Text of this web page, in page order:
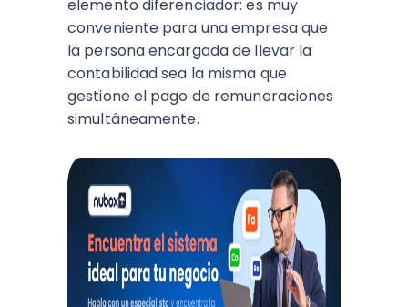
elemento diferenciador: es muy
conveniente para una empresa que
la persona encargada de llevar la
contabilidad sea la misma que
gestione el pago de remuneraciones
simultáneamente.